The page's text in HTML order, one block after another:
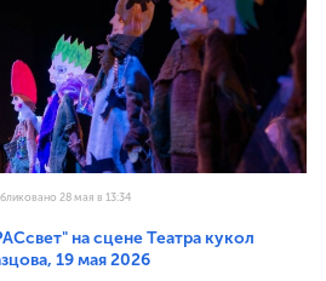
28 мая в 13:34
на сцене Театра кукол
19 мая 2026